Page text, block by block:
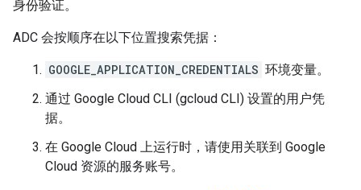
身份验证。
ADC 会按顺序在以下位置搜索凭据：
GOOGLE_APPLICATION_CREDENTIALS 环境变量。
通过 Google Cloud CLI (gcloud CLI) 设置的用户凭
据。
在 Google Cloud 上运行时，请使用关联到 Google
Cloud 资源的服务账号。